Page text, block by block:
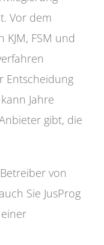
Vor dem
FSM und
Entscheidung
Jahre
gibt, die
von
Sie JusProg